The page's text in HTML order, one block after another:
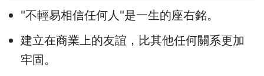
"不輕易相信任何人"是一生的座右銘。
建立在商業上的友誼，比其他任何關系更加
牢固。